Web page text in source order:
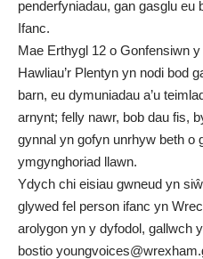
penderfyniadau, gan gasglu eu
Ifanc.
Mae Erthygl 12 o Gonfensiwn
Hawliau’r Plentyn yn nodi bod
barn, eu dymuniadau a’u
arnynt; felly nawr, bob dau fis,
gynnal yn gofyn unrhyw beth o
ymgynghoriad llawn.
Ydych chi eisiau gwneud yn
glywed fel person ifanc yn
arolygon yn y dyfodol, gallwch
bostio